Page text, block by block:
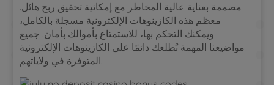
مصممة بعناية عالية المخاطر مع إمكانية تحقيق ربح هائل.
معظم هذه الكازينوهات الإلكترونية مسجلة بالكامل،
ويمكنك التحكم بها، للاستمتاع بأموالك بأمان. جميع
مواضيعنا المهمة تُطلعك دائمًا على الكازينوهات الإلكترونية
المتوفرة في ولاياتهم.